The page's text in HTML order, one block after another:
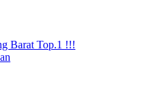
Barat Top.1 !!!